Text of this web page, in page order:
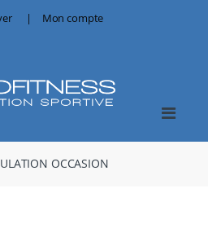
Mon compte
OCCASION